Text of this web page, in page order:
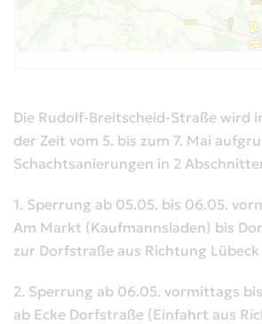
Die Rudolf-Breitscheid-Straße wird
der Zeit vom 5. bis zum 7. Mai
Schachtsanierungen in 2
1. Sperrung ab 05.05. bis 06.05.
Am Markt (Kaufmannsladen) bis
zur Dorfstraße aus Richtung
2. Sperrung ab 06.05. vormittags
ab Ecke Dorfstraße (Einfahrt aus